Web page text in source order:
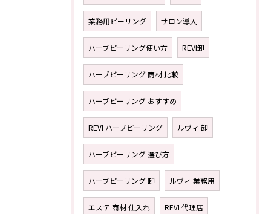
業務用ピーリング サロン導入
ハーブピーリング使い方 REVI卸
ハーブピーリング 商材 比較
ハーブピーリング おすすめ
REVI ハーブピーリング ルヴィ 卸
ハーブピーリング 選び方
ハーブピーリング 卸 ルヴィ 業務用
エステ 商材 仕入れ REVI 代理店